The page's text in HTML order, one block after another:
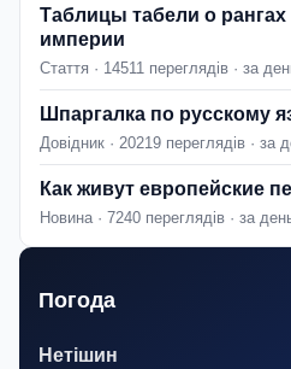
Таблицы табели о
империи
Стаття · 14511 переглядів · за
Шпаргалка по русскому
Довідник · 20219 переглядів · за
Как живут европейские
Новина · 7240 переглядів · за
Погода
Нетішин